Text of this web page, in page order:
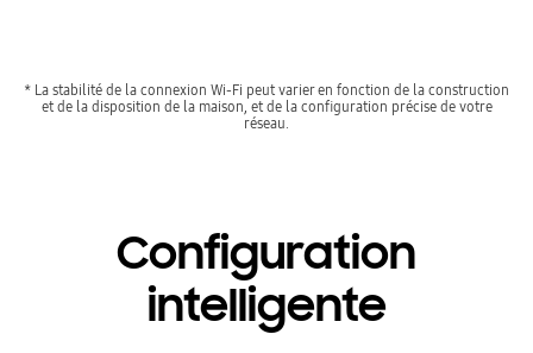
* La stabilité de la connexion Wi-Fi peut varier en fonction de la construction
et de la disposition de la maison, et de la configuration précise de votre
réseau.
Configuration
intelligente